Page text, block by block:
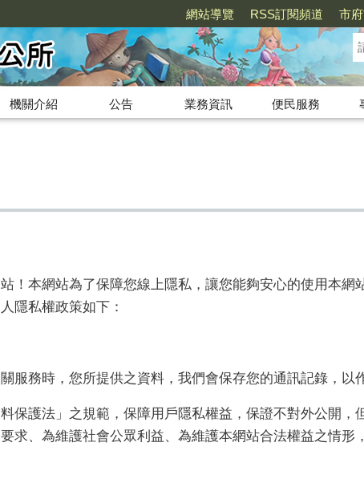
網站導覽 RSS訂閱頻道 市
機關介紹 公告 業務資訊 便民服務
！本網站為了保障您線上隱私，讓您能夠安心的使用本網
隱私權政策如下：
服務時，您所提供之資料，我們會保存您的通訊記錄，以
保護法」之規範，保障用戶隱私權益，保證不對外公開，
求、為維護社會公眾利益、為維護本網站合法權益之情形